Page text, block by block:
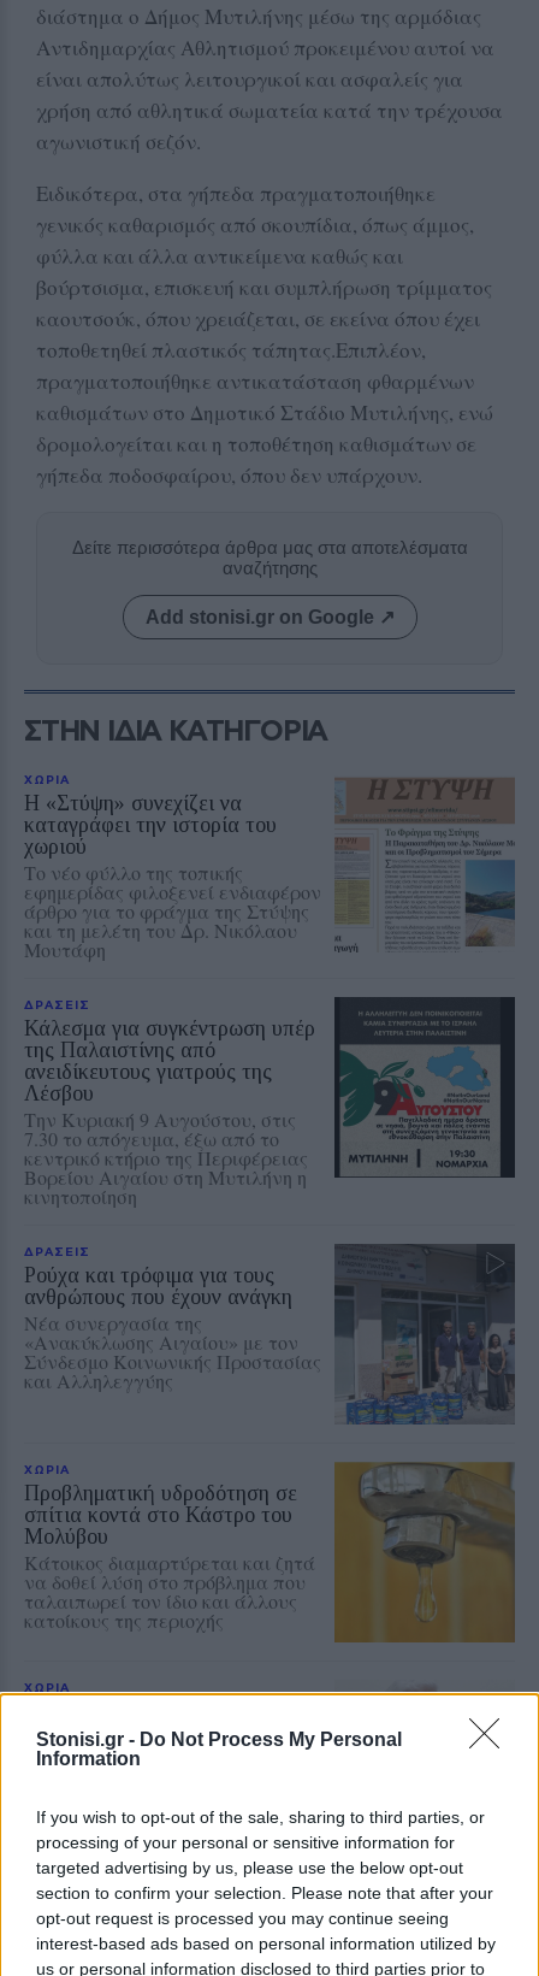
Stonisi.gr - Do Not Process My Personal
Information
If you wish to opt-out of the sale, sharing to third parties, or
processing of your personal or sensitive information for
targeted advertising by us, please use the below opt-out
section to confirm your selection. Please note that after your
opt-out request is processed you may continue seeing
interest-based ads based on personal information utilized by
us or personal information disclosed to third parties prior to
διάστημα ο Δήμος Μυτιλήνης μέσω της αρμόδιας
Αντιδημαρχίας Αθλητισμού προκειμένου αυτοί να
είναι απολύτως λειτουργικοί και ασφαλείς για
χρήση από αθλητικά σωματεία κατά την τρέχουσα
αγωνιστική σεζόν.
Ειδικότερα, στα γήπεδα πραγματοποιήθηκε
γενικός καθαρισμός από σκουπίδια, όπως άμμος,
φύλλα και άλλα αντικείμενα καθώς και
βούρτσισμα, επισκευή και συμπλήρωση τρίμματος
καουτσούκ, όπου χρειάζεται, σε εκείνα όπου έχει
τοποθετηθεί πλαστικός τάπητας.Επιπλέον,
πραγματοποιήθηκε αντικατάσταση φθαρμένων
καθισμάτων στο Δημοτικό Στάδιο Μυτιλήνης, ενώ
δρομολογείται και η τοποθέτηση καθισμάτων σε
γήπεδα ποδοσφαίρου, όπου δεν υπάρχουν.
Δείτε περισσότερα άρθρα μας στα αποτελέσματα
αναζήτησης
Add stonisi.gr on Google ↗
ΣΤΗΝ ΙΔΙΑ ΚΑΤΗΓΟΡΙΑ
ΧΩΡΙΑ
Η «Στύψη» συνεχίζει να
καταγράφει την ιστορία του
χωριού
Το νέο φύλλο της τοπικής
εφημερίδας φιλοξενεί ενδιαφέρον
άρθρο για το φράγμα της Στύψης
και τη μελέτη του Δρ. Νικόλαου
Μουτάφη
ΔΡΑΣΕΙΣ
Κάλεσμα για συγκέντρωση υπέρ
της Παλαιστίνης από
ανειδίκευτους γιατρούς της
Λέσβου
Την Κυριακή 9 Αυγούστου, στις
7.30 το απόγευμα, έξω από το
κεντρικό κτήριο της Περιφέρειας
Βορείου Αιγαίου στη Μυτιλήνη η
κινητοποίηση
ΔΡΑΣΕΙΣ
Ρούχα και τρόφιμα για τους
ανθρώπους που έχουν ανάγκη
Νέα συνεργασία της
«Ανακύκλωσης Αιγαίου» με τον
Σύνδεσμο Κοινωνικής Προστασίας
και Αλληλεγγύης
ΧΩΡΙΑ
Προβληματική υδροδότηση σε
σπίτια κοντά στο Κάστρο του
Μολύβου
Κάτοικος διαμαρτύρεται και ζητά
να δοθεί λύση στο πρόβλημα που
ταλαιπωρεί τον ίδιο και άλλους
κατοίκους της περιοχής
ΧΩΡΙΑ
Χατζηβασιλείου
Εκδήλωση για τον επί 45 χρόνια
Δευτέρα 10 Αυγούστου στο «Χάνι»
της Παναγίας
Μουσικές πάνω στο κύμα στην
παραλία της Δρώτας